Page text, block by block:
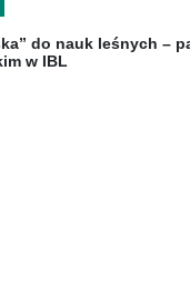
do nauk leśnych –
w IBL